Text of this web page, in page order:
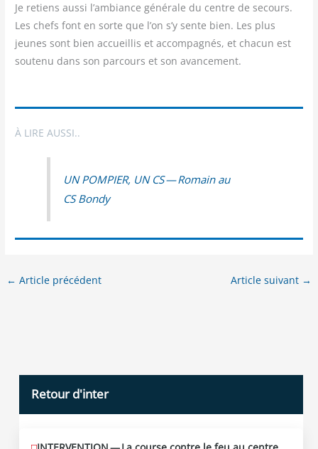
Je retiens aus­si l’ambiance géné­rale du centre de secours.
Les chefs font en sorte que l’on s’y sente bien. Les plus
jeunes sont bien accueillis et accom­pa­gnés, et cha­cun est
sou­te­nu dans son par­cours et son avancement.
À LIRE AUSSI..
UN POMPIER, UN CS — Romain au
CS Bondy
← Article précédent Article suivant →
Retour d'inter
JUIN